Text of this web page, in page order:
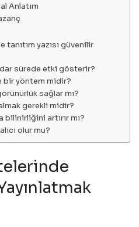
Anlatım
yazısı güvenilir
sürede etki gösterir?
bir yöntem midir?
sağlar mı?
gerekli midir?
bilinirliğini artırır mı?
olur mu?